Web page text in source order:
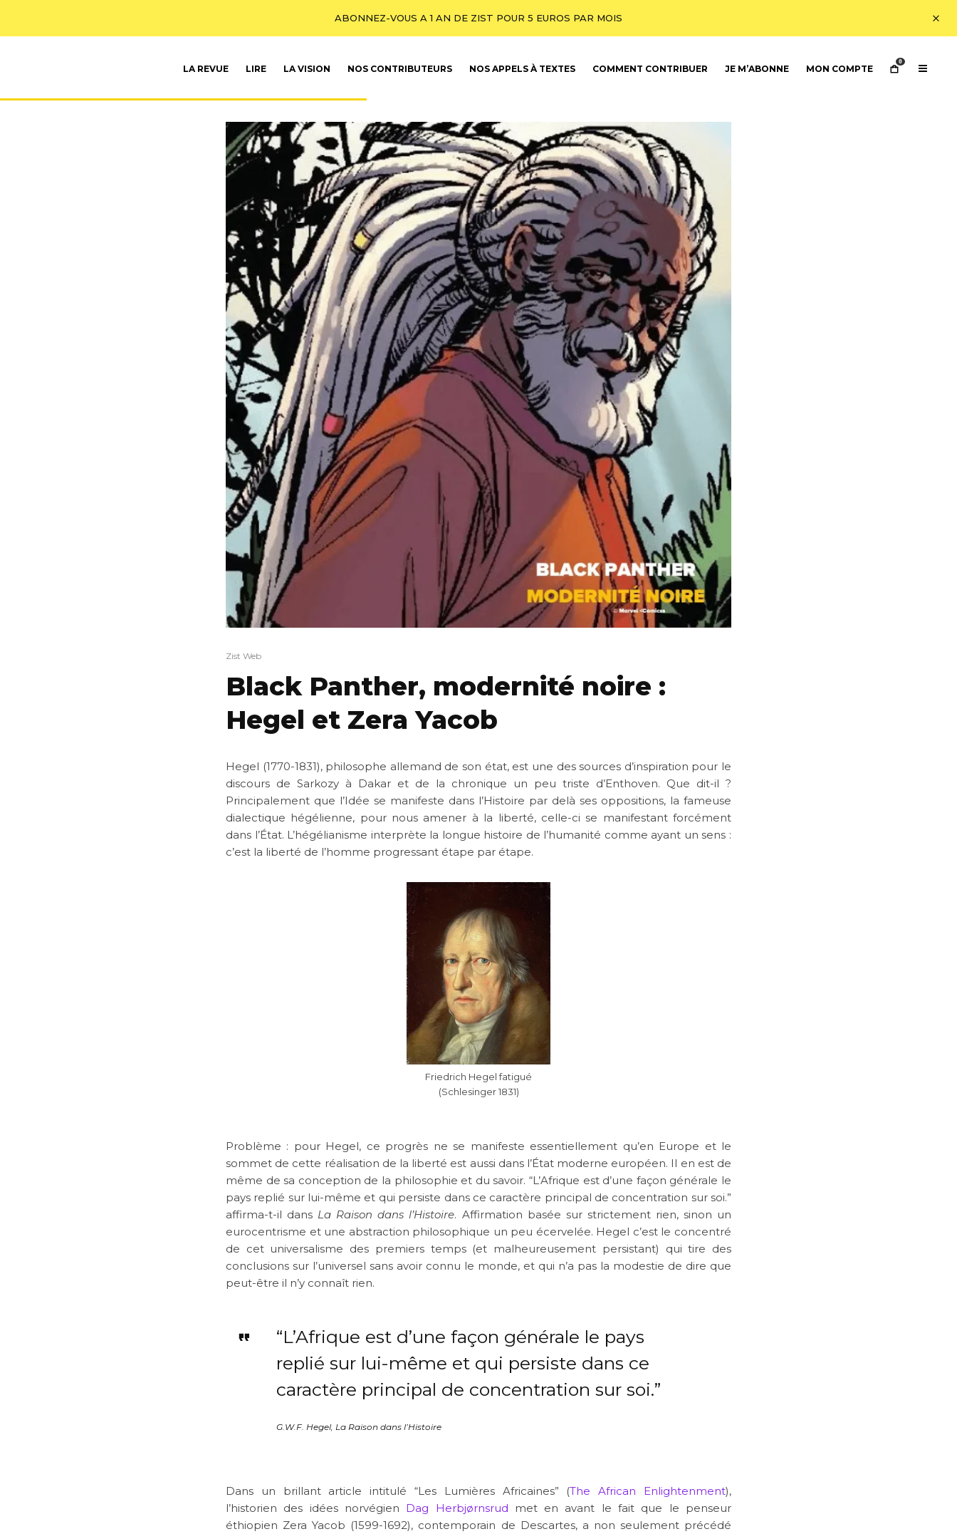
ABONNEZ-VOUS A 1 AN DE ZIST POUR 5 EUROS PAR MOIS
LA REVUE LIRE LA VISION NOS CONTRIBUTEURS NOS APPELS À TEXTES COMMENT CONTRIBUER JE M’ABONNE MON COMPTE
0
Zist Web
Black Panther, modernité noire :
Hegel et Zera Yacob
Hegel (1770-1831), philosophe allemand de son état, est une des sources d’inspiration pour le
discours de Sarkozy à Dakar et de la chronique un peu triste d’Enthoven. Que dit-il ?
Principalement que l’Idée se manifeste dans l’Histoire par delà ses oppositions, la fameuse
dialectique hégélienne, pour nous amener à la liberté, celle-ci se manifestant forcément
dans l’État. L’hégélianisme interprète la longue histoire de l’humanité comme ayant un sens :
c’est la liberté de l’homme progressant étape par étape.
Friedrich Hegel fatigué
(Schlesinger 1831)
Problème : pour Hegel, ce progrès ne se manifeste essentiellement qu’en Europe et le
sommet de cette réalisation de la liberté est aussi dans l’État moderne européen. Il en est de
même de sa conception de la philosophie et du savoir. “L’Afrique est d’une façon générale le
pays replié sur lui-même et qui persiste dans ce caractère principal de concentration sur soi.”
affirma-t-il dans La Raison dans l’Histoire. Affirmation basée sur strictement rien, sinon un
eurocentrisme et une abstraction philosophique un peu écervelée. Hegel c’est le concentré
de cet universalisme des premiers temps (et malheureusement persistant) qui tire des
conclusions sur l’universel sans avoir connu le monde, et qui n’a pas la modestie de dire que
peut-être il n’y connaît rien.
“L’Afrique est d’une façon générale le pays
replié sur lui-même et qui persiste dans ce
caractère principal de concentration sur soi.”
G.W.F. Hegel, La Raison dans l’Histoire
Dans un brillant article intitulé “Les Lumières Africaines” (The African Enlightenment),
l’historien des idées norvégien Dag Herbjørnsrud met en avant le fait que le penseur
éthiopien Zera Yacob (1599-1692), contemporain de Descartes, a non seulement précédé